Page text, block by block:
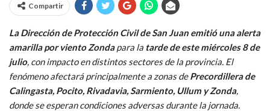
Compartir
La Dirección de Protección Civil de San Juan emitió una alerta
amarilla por viento Zondapara la tarde de este miércoles 8 de
julio, con impacto en distintos sectores de la provincia. El
fenómeno afectará principalmente a zonas dePrecordillera de
Calingasta, Pocito, Rivadavia, Sarmiento, Ullum y Zonda,
donde se esperan condiciones adversas durante la jornada.